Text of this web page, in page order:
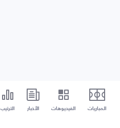
المباريات الفيديوهات الأخبار الترتيب